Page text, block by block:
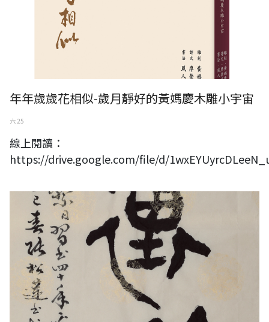
年年歲歲花相似-歲月靜好的黃媽慶木雕小宇宙
六 25
線上閱讀：
https://drive.google.com/file/d/
2025中華書道學會國際邀請暨會員聯展熱鬧登場 百位書家齊聚 在傳統與
現代思潮中展現當代書藝新風貌